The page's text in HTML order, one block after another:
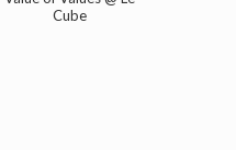
Cube